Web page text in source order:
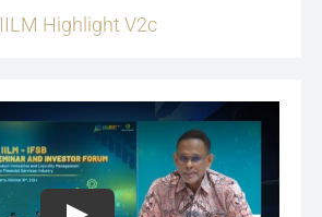
IILM Highlight V2c